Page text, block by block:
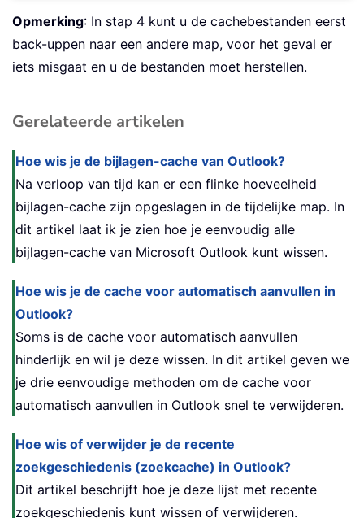
Opmerking: In stap 4 kunt u de cachebestanden eerst
back-uppen naar een andere map, voor het geval er
iets misgaat en u de bestanden moet herstellen.
Gerelateerde artikelen
Hoe wis je de bijlagen-cache van Outlook?
Na verloop van tijd kan er een flinke hoeveelheid
bijlagen-cache zijn opgeslagen in de tijdelijke map. In
dit artikel laat ik je zien hoe je eenvoudig alle
bijlagen-cache van Microsoft Outlook kunt wissen.
Hoe wis je de cache voor automatisch aanvullen in
Outlook?
Soms is de cache voor automatisch aanvullen
hinderlijk en wil je deze wissen. In dit artikel geven we
je drie eenvoudige methoden om de cache voor
automatisch aanvullen in Outlook snel te verwijderen.
Hoe wis of verwijder je de recente
zoekgeschiedenis (zoekcache) in Outlook?
Dit artikel beschrijft hoe je deze lijst met recente
zoekgeschiedenis kunt wissen of verwijderen.